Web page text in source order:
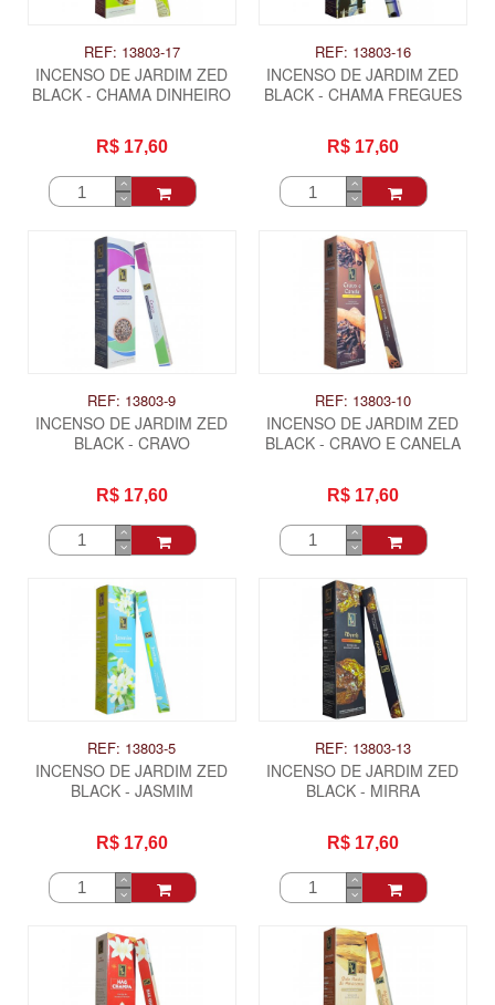
REF: 13803-17
INCENSO DE JARDIM ZED
BLACK - CHAMA DINHEIRO
R$ 17,60
REF: 13803-16
INCENSO DE JARDIM ZED
BLACK - CHAMA FREGUES
R$ 17,60
REF: 13803-9
INCENSO DE JARDIM ZED
BLACK - CRAVO
R$ 17,60
REF: 13803-10
INCENSO DE JARDIM ZED
BLACK - CRAVO E CANELA
R$ 17,60
REF: 13803-5
INCENSO DE JARDIM ZED
BLACK - JASMIM
R$ 17,60
REF: 13803-13
INCENSO DE JARDIM ZED
BLACK - MIRRA
R$ 17,60